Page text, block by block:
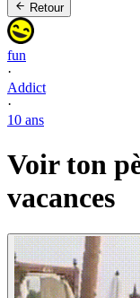
Retour
fun
·
Addict
·
10 ans
Voir ton
vacances